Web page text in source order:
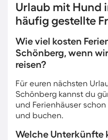
Urlaub mit Hund
häufig gestellte
Wie viel kosten
Schönberg, wenn
reisen?
Für euren nächsten
Schönberg kannst du
und Ferienhäuser
und buchen.
Welche Unterkünfte